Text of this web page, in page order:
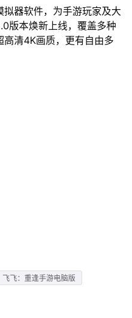
器软件，为手游玩家及大
版本焕新上线，覆盖多种
清4K画质，更有自由多
飞飞：重逢手游电脑版